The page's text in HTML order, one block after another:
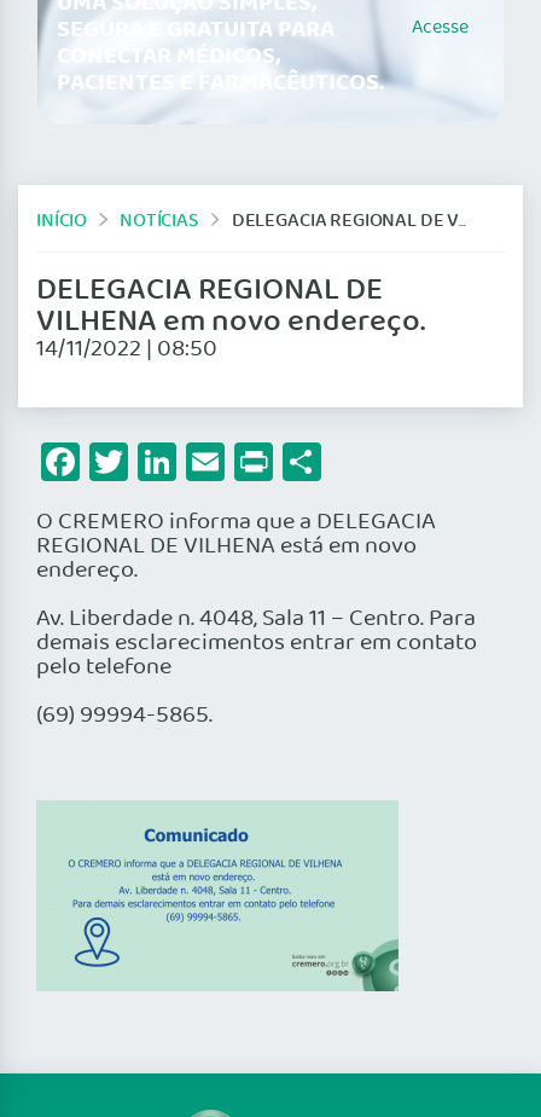
SEGURA E GRATUITA PARA
CONECTAR MÉDICOS,
PACIENTES E FARMACÊUTICOS.
Acesse
INÍCIO NOTÍCIAS DELEGACIA REGIONAL DE VILHENA EM NOVO ENDEREÇO.
DELEGACIA REGIONAL DE
VILHENA em novo endereço.
14/11/2022 | 08:50
Facebook
Twitter
LinkedIn
Email
Print
O CREMERO informa que a DELEGACIA
REGIONAL DE VILHENA está em novo
endereço.
Av. Liberdade n. 4048, Sala 11 – Centro.Para
demais esclarecimentos entrar em contato
pelo telefone
(69) 99994-5865.